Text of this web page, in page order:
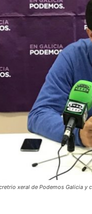
xeral de Podemos Galicia y